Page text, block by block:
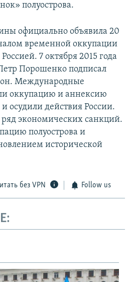
полуострова.
официально объявила 20
временной оккупации
7 октября 2015 года
Порошенко подписал
Международные
оккупацию и аннексию
действия России.
экономических санкций.
полуострова и
исторической
без VPN Follow us